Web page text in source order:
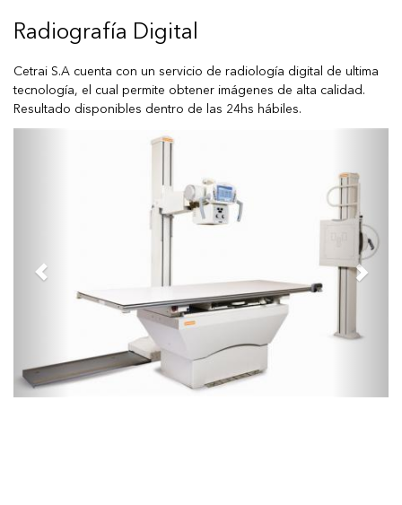
Radiografía Digital
Cetrai S.A cuenta con un servicio de radiología digital de ultima
tecnología, el cual permite obtener imágenes de alta calidad.
Resultado disponibles dentro de las 24hs hábiles.